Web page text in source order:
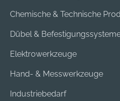
Chemische & Technische
Dübel &
Elektrowerkzeuge
Hand- & Messwerkzeuge
Industriebedarf